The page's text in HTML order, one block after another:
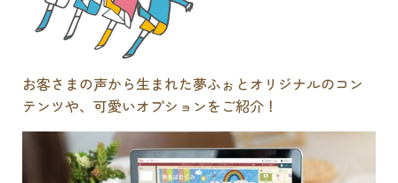
お客さまの声から生まれた夢ふぉとオリジナルのコン
テンツや、可愛いオプションをご紹介！